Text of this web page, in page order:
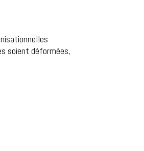
soient déformées,